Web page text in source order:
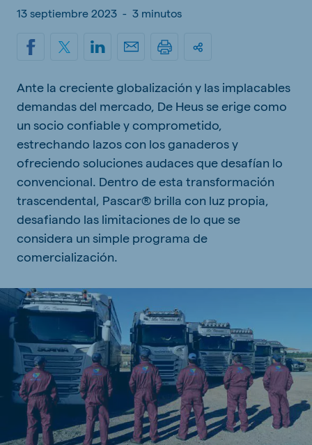
13 septiembre 2023 - 3 minutos
Ante la creciente globalización y las implacables
demandas del mercado, De Heus se erige como
un socio confiable y comprometido,
estrechando lazos con los ganaderos y
ofreciendo soluciones audaces que desafían lo
convencional. Dentro de esta transformación
trascendental, Pascar® brilla con luz propia,
desafiando las limitaciones de lo que se
considera un simple programa de
comercialización.